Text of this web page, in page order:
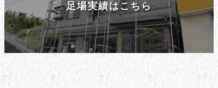
足場実績はこちら